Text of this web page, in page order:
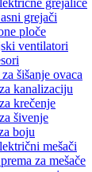
grejalice
grejači
ploče
ventilatori
šišanje ovaca
kanalizaciju
krečenje
šivenje
boju
mešači
za mešače